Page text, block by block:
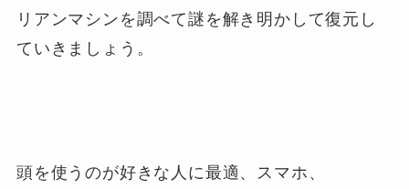
リアンマシンを調べて謎を解き明かして復元し
ていきましょう。
頭を使うのが好きな人に最適、スマホ、